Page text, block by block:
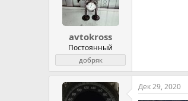
avtokross
Постоянный
добряк
Дек 29, 2020